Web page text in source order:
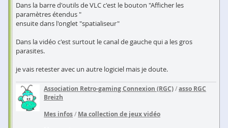
Dans la barre d'outils de VLC c'est le bouton "Afficher les
paramètres étendus "
ensuite dans l'onglet "spatialiseur"
Dans la vidéo c'est surtout le canal de gauche qui a les gros
parasites.
je vais retester avec un autre logiciel mais je doute.
Association Retro-gaming Connexion (RGC)/asso RGC
Breizh
Mes infos/ Ma collection de jeux vidéo